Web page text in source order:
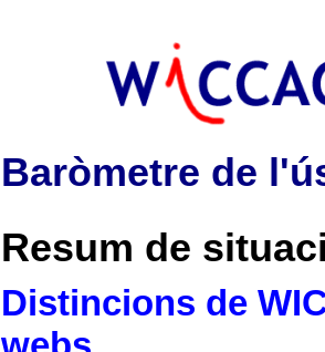
Baròmetre de
Resum de
Distincions de